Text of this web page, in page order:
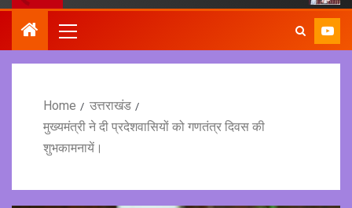
Home
उत्तराखंड
मुख्यमंत्री ने दी प्रदेशवासियों को गणतंत्र दिवस की
शुभकामनायें।